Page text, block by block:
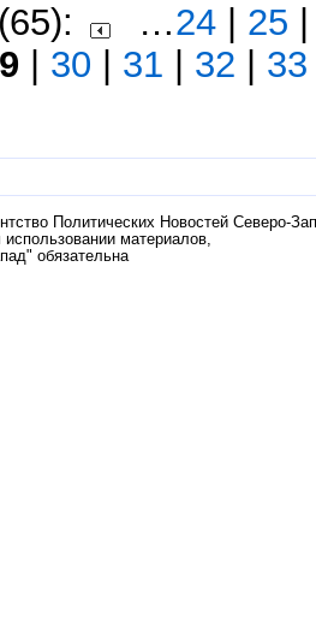
…24 25
30 31 32 33
Политических Новостей Северо-
материалов,
обязательна